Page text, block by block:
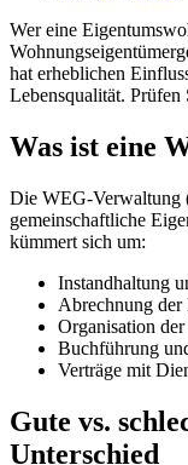
Wer eine
hat erheblichen
Lebensqualität.
Was ist eine
Die WEG-Verwaltung
gemeinschaftliche
kümmert sich um:
Instandhaltung
Abrechnung der
Organisation
Buchführung
Verträge mit
Gute vs.
Unterschied